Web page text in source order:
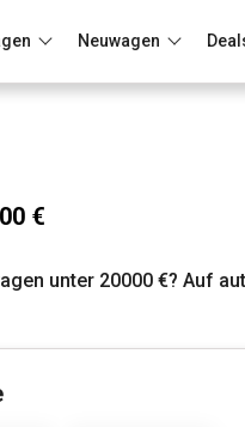
Neuwagen
€
unter 20000 €? Auf